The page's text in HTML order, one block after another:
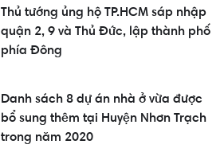
Thủ tướng ủng hộ TP.HCM sáp nhập
quận 2, 9 và Thủ Đức, lập thành phố
phía Đông
Danh sách 8 dự án nhà ở vừa được
bổ sung thêm tại Huyện Nhơn Trạch
trong năm 2020